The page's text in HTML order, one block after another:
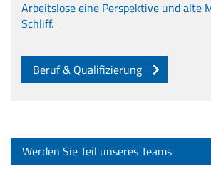
Arbeitslose eine Perspektive und alte
Schliff.
Beruf & Qualifizierung
Werden Sie Teil unseres Teams